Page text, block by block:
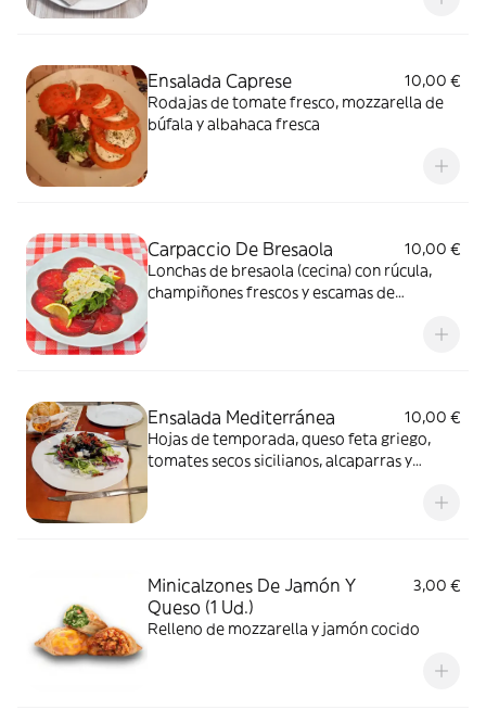
Ensalada Caprese
10,00 €
Rodajas de tomate fresco, mozzarella de
búfala y albahaca fresca
Carpaccio De Bresaola
10,00 €
Lonchas de bresaola (cecina) con rúcula,
champiñones frescos y escamas de
Ensalada Mediterránea
10,00 €
Hojas de temporada, queso feta griego,
tomates secos sicilianos, alcaparras y
Minicalzones De Jamón Y
Queso (1 Ud.)
3,00 €
Relleno de mozzarella y jamón cocido